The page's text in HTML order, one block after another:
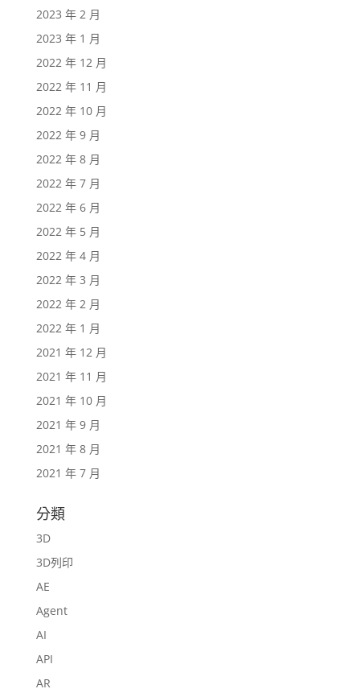
2023 年 2 月
2023 年 1 月
2022 年 12 月
2022 年 11 月
2022 年 10 月
2022 年 9 月
2022 年 8 月
2022 年 7 月
2022 年 6 月
2022 年 5 月
2022 年 4 月
2022 年 3 月
2022 年 2 月
2022 年 1 月
2021 年 12 月
2021 年 11 月
2021 年 10 月
2021 年 9 月
2021 年 8 月
2021 年 7 月
分類
3D
3D列印
AE
Agent
AI
API
AR